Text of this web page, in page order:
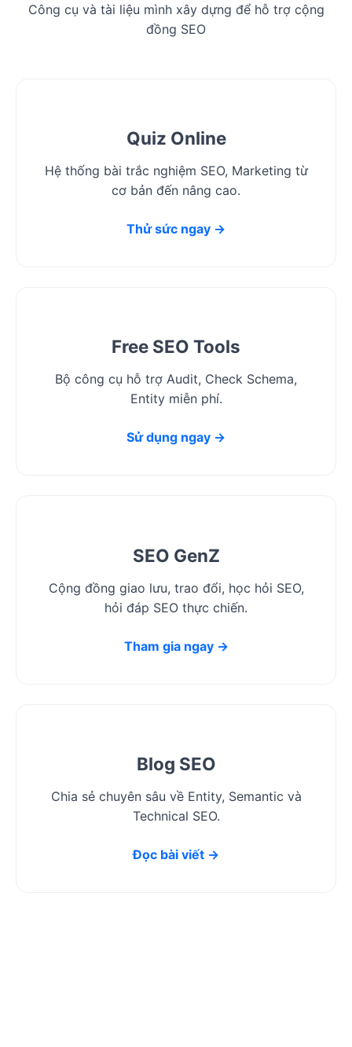
Công cụ và tài liệu mình xây dựng để hỗ trợ cộng
đồng SEO
Quiz Online
Hệ thống bài trắc nghiệm SEO, Marketing từ
cơ bản đến nâng cao.
Thử sức ngay →
Free SEO Tools
Bộ công cụ hỗ trợ Audit, Check Schema,
Entity miễn phí.
Sử dụng ngay →
SEO GenZ
Cộng đồng giao lưu, trao đổi, học hỏi SEO,
hỏi đáp SEO thực chiến.
Tham gia ngay →
Blog SEO
Chia sẻ chuyên sâu về Entity, Semantic và
Technical SEO.
Đọc bài viết →